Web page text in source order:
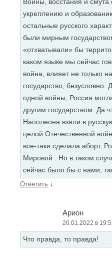
укреплению и
остальные русского
были мирным
«отхватывали» бы
каком языке мы сейчас
война, влияет не только
государство,
одной войны, Россия
другим государством. Да
Наполеона взяли в
целой Отечественной
все-таки сделала аборт,
Мировой.. Но в таком
сейчас было бы с нами,
Ответить ↓
Арион
20.01.2022 в
Что правда, то правда!